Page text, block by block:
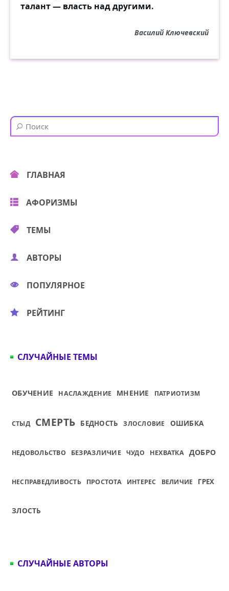
талант — власть над другими.
Василий Ключевский
ГЛАВНАЯ
АФОРИЗМЫ
ТЕМЫ
АВТОРЫ
ПОПУЛЯРНОЕ
РЕЙТИНГ
СЛУЧАЙНЫЕ ТЕМЫ
ОБУЧЕНИЕ НАСЛАЖДЕНИЕ МНЕНИЕ ПАТРИОТИЗМ
СТЫД СМЕРТЬ БЕДНОСТЬ ЗЛОСЛОВИЕ ОШИБКА
НЕДОВОЛЬСТВО БЕЗРАЗЛИЧИЕ ЧУДО НЕХВАТКА ДОБРО
НЕСПРАВЕДЛИВОСТЬ ПРОСТОТА ИНТЕРЕС ВЕЛИЧИЕ ГРЕХ
ЗЛОСТЬ
СЛУЧАЙНЫЕ АВТОРЫ